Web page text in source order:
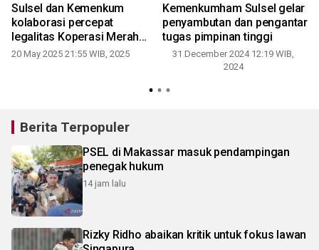
Sulsel dan Kemenkum
kolaborasi percepat
legalitas Koperasi Merah
Putih
20 May 2025 21:55 WIB, 2025
Kemenkumham Sulsel gelar
penyambutan dan pengantar
tugas pimpinan tinggi
31 December 2024 12:19 WIB,
2024
Berita Terpopuler
PSEL di Makassar masuk pendampingan
penegak hukum
14 jam lalu
Rizky Ridho abaikan kritik untuk fokus lawan